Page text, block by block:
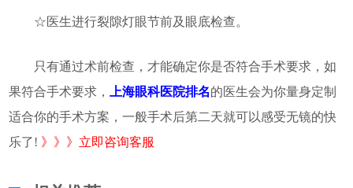
☆医生进行裂隙灯眼节前及眼底检查。
只有通过术前检查，才能确定你是否符合手术要求，如
果符合手术要求，
上海眼科医院排名的医生会为你量身定制
适合你的手术方案，一般手术后第二天就可以感受无镜的快
乐了! 》》》立即咨询客服